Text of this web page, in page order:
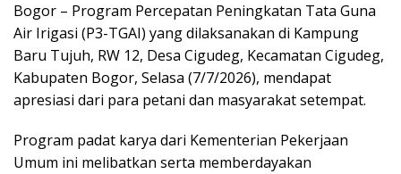
Bogor – Program Percepatan Peningkatan Tata Guna
Air Irigasi (P3-TGAI) yang dilaksanakan di Kampung
Baru Tujuh, RW 12, Desa Cigudeg, Kecamatan Cigudeg,
Kabupaten Bogor, Selasa (7/7/2026), mendapat
apresiasi dari para petani dan masyarakat setempat.
Program padat karya dari Kementerian Pekerjaan
Umum ini melibatkan serta memberdayakan